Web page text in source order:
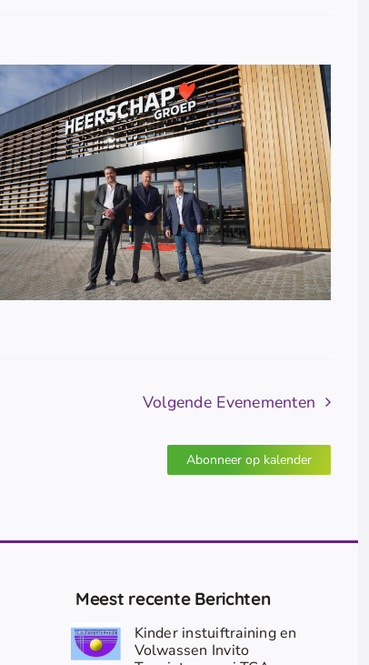
Volgende Evenementen
Abonneer op kalender
Meest recente Berichten
Kinder instuiftraining en
Volwassen Invito